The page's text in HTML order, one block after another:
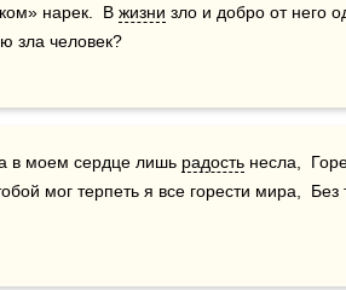
нарек.  В жизни зло и добро от него
зла человек?
в моем сердце лишь радость несла,
мог терпеть я все горести мира,